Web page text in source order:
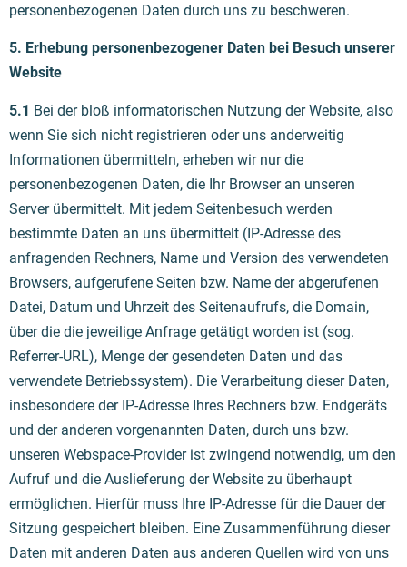
personenbezogenen Daten durch uns zu beschweren.
5. Erhebung personenbezogener Daten bei Besuch unserer
Website
5.1 Bei der bloß informatorischen Nutzung der Website, also
wenn Sie sich nicht registrieren oder uns anderweitig
Informationen übermitteln, erheben wir nur die
personenbezogenen Daten, die Ihr Browser an unseren
Server übermittelt. Mit jedem Seitenbesuch werden
bestimmte Daten an uns übermittelt (IP-Adresse des
anfragenden Rechners, Name und Version des verwendeten
Browsers, aufgerufene Seiten bzw. Name der abgerufenen
Datei, Datum und Uhrzeit des Seitenaufrufs, die Domain,
über die die jeweilige Anfrage getätigt worden ist (sog.
Referrer-URL), Menge der gesendeten Daten und das
verwendete Betriebssystem). Die Verarbeitung dieser Daten,
insbesondere der IP-Adresse Ihres Rechners bzw. Endgeräts
und der anderen vorgenannten Daten, durch uns bzw.
unseren Webspace-Provider ist zwingend notwendig, um den
Aufruf und die Auslieferung der Website zu überhaupt
ermöglichen. Hierfür muss Ihre IP-Adresse für die Dauer der
Sitzung gespeichert bleiben. Eine Zusammenführung dieser
Daten mit anderen Daten aus anderen Quellen wird von uns